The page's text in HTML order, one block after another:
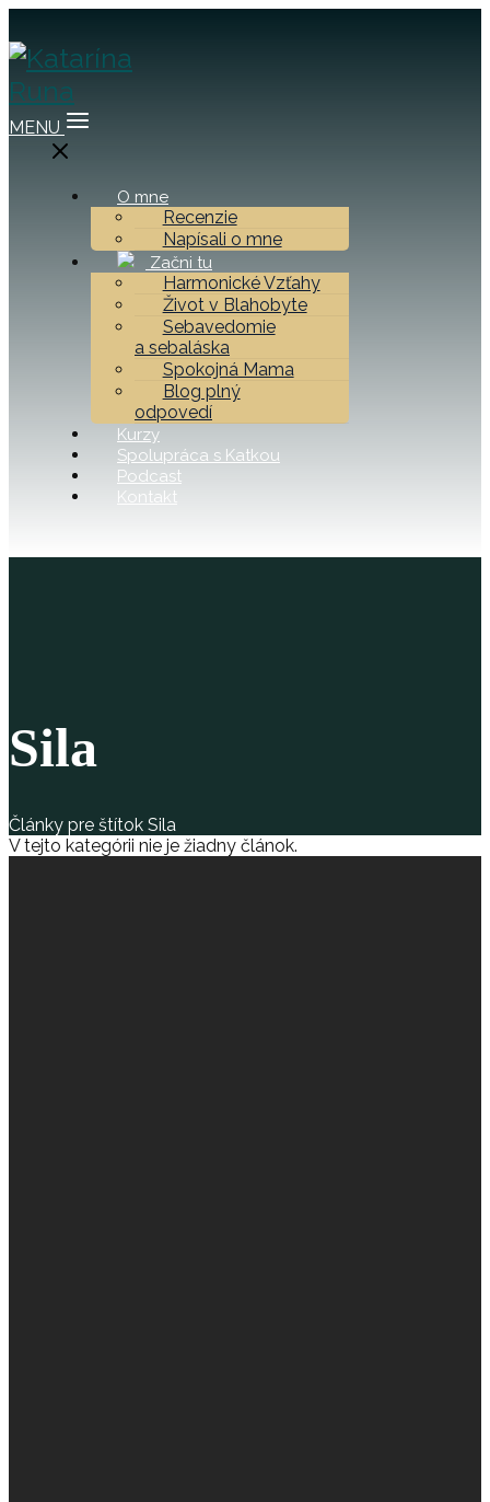
MENU
O mne
Recenzie
Napísali o mne
Začni tu
Harmonické Vzťahy
Život v Blahobyte
Sebavedomie
a sebaláska
Spokojná Mama
Blog plný
odpovedí
Kurzy
Spolupráca s Katkou
Podcast
Kontakt
Sila
Články pre štítok Sila
V tejto kategórii nie je žiadny článok.